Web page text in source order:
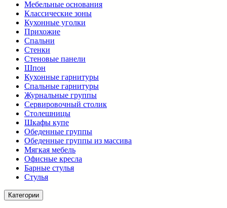
Мебельные основания
Классические зоны
Кухонные уголки
Прихожие
Спальни
Стенки
Стеновые панели
Шпон
Кухонные гарнитуры
Спальные гарнитуры
Журнальные группы
Сервировочный столик
Столешницы
Шкафы купе
Обеденные группы
Обеденные группы из массива
Мягкая мебель
Офисные кресла
Барные стулья
Стулья
Категории